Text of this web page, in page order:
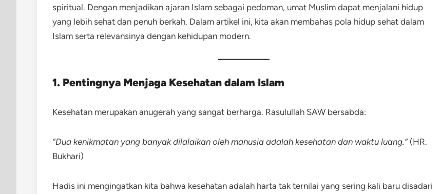
spiritual. Dengan menjadikan ajaran Islam sebagai pedoman, umat Muslim dapat menjalani hidup
yang lebih sehat dan penuh berkah. Dalam artikel ini, kita akan membahas pola hidup sehat dalam
Islam serta relevansinya dengan kehidupan modern.
1. Pentingnya Menjaga Kesehatan dalam Islam
Kesehatan merupakan anugerah yang sangat berharga. Rasulullah SAW bersabda:
“Dua kenikmatan yang banyak dilalaikan oleh manusia adalah kesehatan dan waktu luang.”(HR.
Bukhari)
Hadis ini mengingatkan kita bahwa kesehatan adalah harta tak ternilai yang sering kali baru disadari